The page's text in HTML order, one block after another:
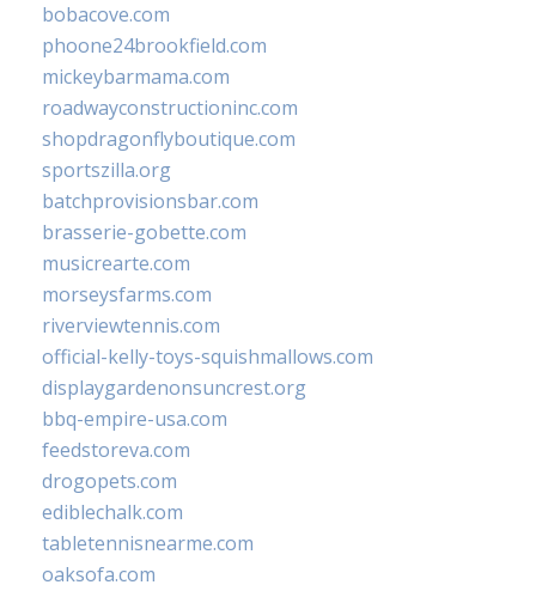
bobacove.com
phoone24brookfield.com
mickeybarmama.com
roadwayconstructioninc.com
shopdragonflyboutique.com
sportszilla.org
batchprovisionsbar.com
brasserie-gobette.com
musicrearte.com
morseysfarms.com
riverviewtennis.com
official-kelly-toys-squishmallows.com
displaygardenonsuncrest.org
bbq-empire-usa.com
feedstoreva.com
drogopets.com
ediblechalk.com
tabletennisnearme.com
oaksofa.com